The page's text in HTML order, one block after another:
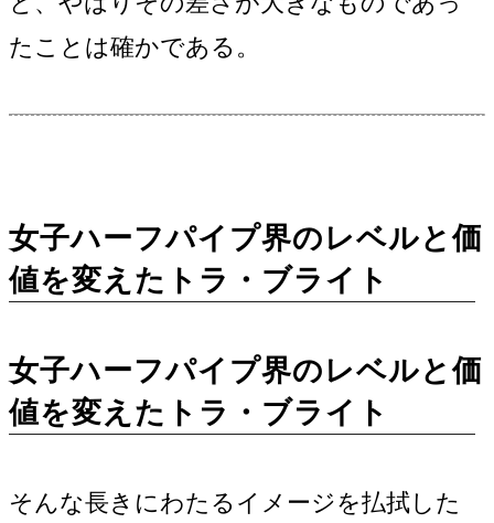
たことは確かである。
女子ハーフパイプ界のレベルと価
値を変えたトラ・ブライト
女子ハーフパイプ界のレベルと価
値を変えたトラ・ブライト
そんな長きにわたるイメージを払拭した